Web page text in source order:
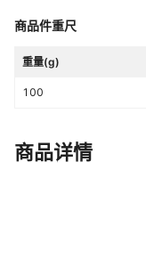
商品件重尺
重量(g)
100
商品详情